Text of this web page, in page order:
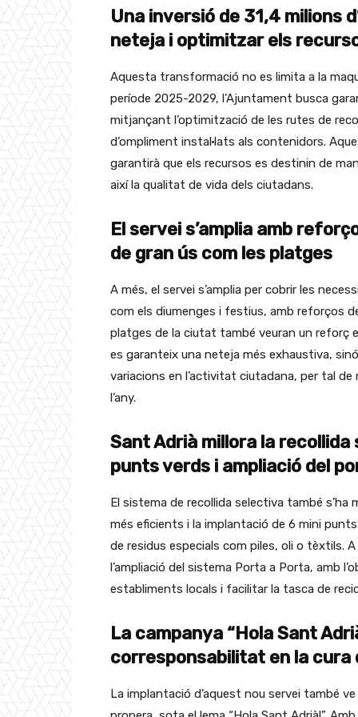
Una inversió de 31,4 milions
neteja i optimitzar els
Aquesta transformació no es limita a la
període 2025-2029, l’Ajuntament busca
mitjançant l’optimització de les rutes de
d’ompliment instal·lats als contenidors.
garantirà que els recursos es destinin de
així la qualitat de vida dels ciutadans.
El servei s’amplia amb
de gran ús com les platges
A més, el servei s’amplia per cobrir les
com els diumenges i festius, amb reforços
platges de la ciutat també veuran un reforç
es garanteix una neteja més exhaustiva,
variacions en l’activitat ciutadana, per tal
l’any.
Sant Adrià millora la
punts verds i ampliació del
El sistema de recollida selectiva també
més eficients i la implantació de 6 mini
de residus especials com piles, oli o tèxtils.
l’ampliació del sistema Porta a Porta, amb
establiments locals i facilitar la tasca de
La campanya “Hola Sant
corresponsabilitat en la cura
La implantació d’aquest nou servei també